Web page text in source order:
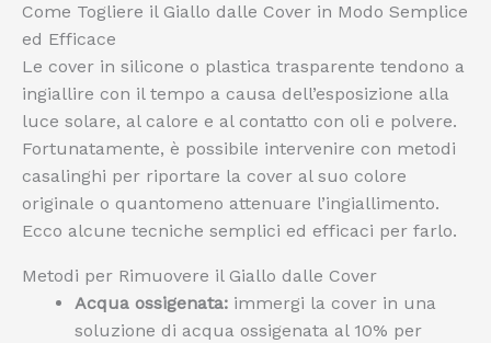
Come Togliere il Giallo dalle Cover in Modo Semplice
ed Efficace
Le cover in silicone o plastica trasparente tendono a
ingiallire con il tempo a causa dell’esposizione alla
luce solare, al calore e al contatto con oli e polvere.
Fortunatamente, è possibile intervenire con metodi
casalinghi per riportare la cover al suo colore
originale o quantomeno attenuare l’ingiallimento.
Ecco alcune tecniche semplici ed efficaci per farlo.
Metodi per Rimuovere il Giallo dalle Cover
Acqua ossigenata: immergi la cover in una
soluzione di acqua ossigenata al 10% per